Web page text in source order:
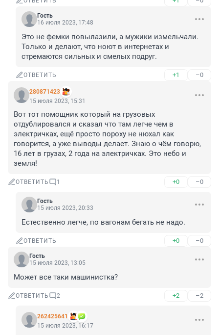
Гость
16 июля 2023, 17:48
Это не фемки повылазили, а мужики измельчали.
Только и делают, что ноют в интернетах и
стремаются сильных и смелых подруг.
ОТВЕТИТЬ +1 –0
280871423
15 июля 2023, 15:31
Вот тот помощник который на грузовых
отдублировался и сказал что там легче чем в
электричках, ещё просто пороху не нюхал как
говорится, а уже выводы делает. Знаю о чём говорю,
16 лет в грузах, 2 года на электричках. Это небо и
земля!
ОТВЕТИТЬ 1 +0 –0
Гость
15 июля 2023, 20:33
Естественно легче, по вагонам бегать не надо.
ОТВЕТИТЬ +0 –0
Гость
15 июля 2023, 13:05
Может все таки машинистка?
ОТВЕТИТЬ 2 +2 –2
262425641
15 июля 2023, 16:17